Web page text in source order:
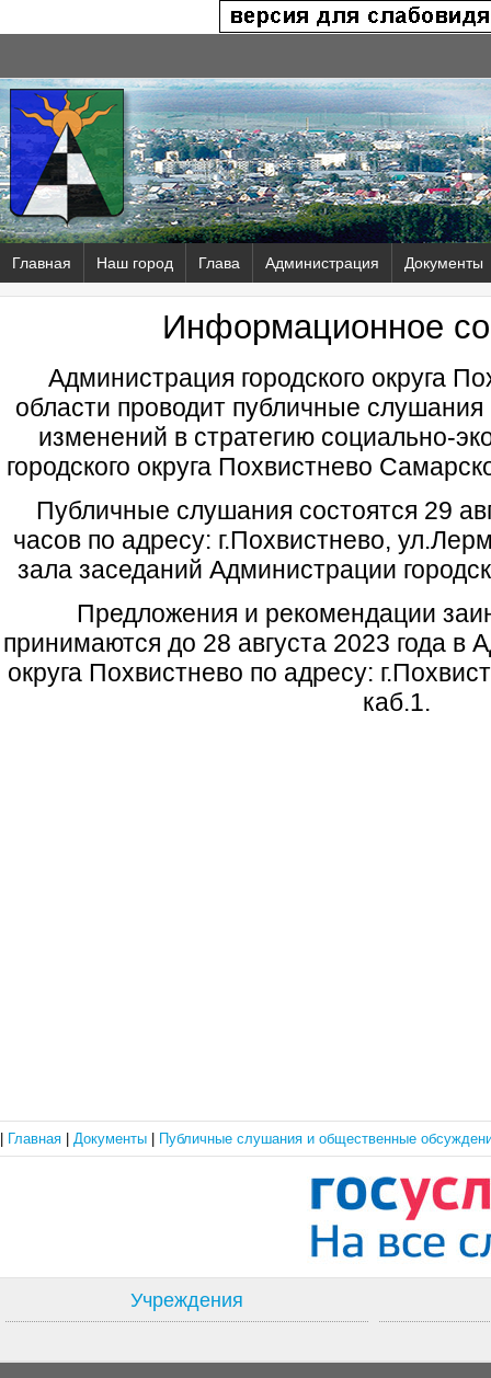
Главная Наш город Глава Администрация Документы
Информационное
Администрация городского округа
области проводит публичные
изменений в стратегию социально-
городского округа Похвистнево
Публичные слушания состоятся 29
часов по адресу: г.Похвистнево,
зала заседаний Администрации
Предложения и рекомендации
принимаются до 28 августа 2023 года в
округа Похвистнево по адресу:
каб.1.
Главная Документы Публичные слушания и общественные
Учреждения